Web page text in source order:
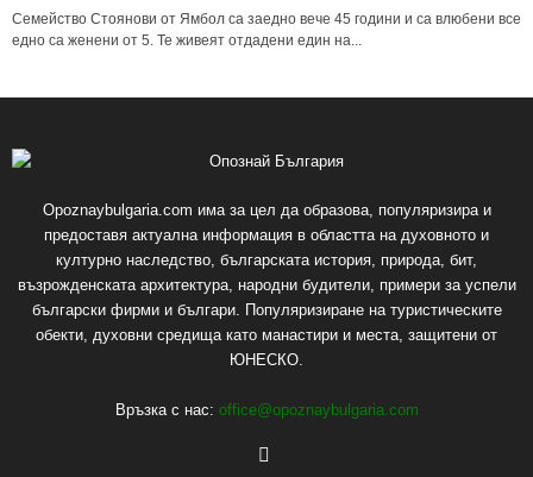
Семейство Стоянови от Ямбол са заедно вече 45 години и са влюбени все
едно са женени от 5. Те живеят отдадени един на...
Opoznaybulgaria.com има за цел да образова, популяризира и
предоставя актуална информация в областта на духовното и
културно наследство, българската история, природа, бит,
възрожденската архитектура, народни будители, примери за успели
български фирми и българи. Популяризиране на туристическите
обекти, духовни средища като манастири и места, защитени от
ЮНЕСКО.
Връзка с нас: office@opoznaybulgaria.com